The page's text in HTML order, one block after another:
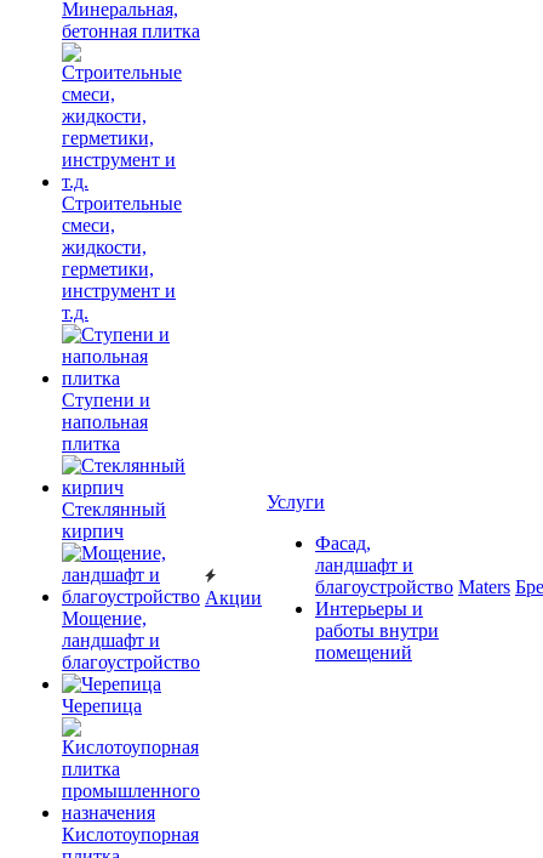
Минеральная,
бетонная плитка
Строительные
смеси,
жидкости,
герметики,
инструмент и
т.д.
Ступени и
напольная
плитка
Cтеклянный
кирпич
Мощение,
ландшафт и
благоустройство
Черепица
Кислотоупорная
Акции
Услуги
Фасад,
ландшафт и
благоустройство
Интерьеры и
работы внутри
помещений
Maters